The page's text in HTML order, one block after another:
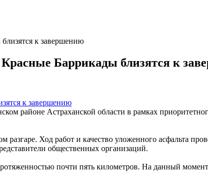
к завершению
Баррикады близятся к
районе Астраханской области в рамках
разгаре. Ход работ и качество уложенного асфальта
общественных организаций.
почти пять километров. На данный